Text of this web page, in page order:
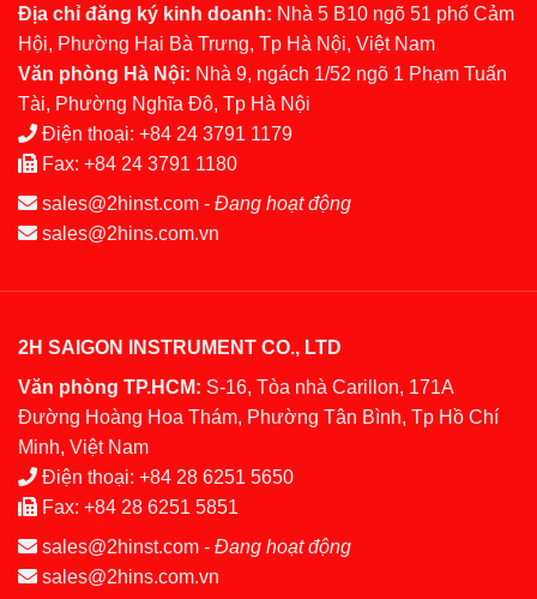
Địa chỉ đăng ký kinh doanh: Nhà 5 B10 ngõ 51 phố Cảm
Hội, Phường Hai Bà Trưng, Tp Hà Nội, Việt Nam
Văn phòng Hà Nội: Nhà 9, ngách 1/52 ngõ 1 Phạm Tuấn
Tài, Phường Nghĩa Đô, Tp Hà Nội
Điện thoại: +84 24 3791 1179
Fax: +84 24 3791 1180
sales@2hinst.com - Đang hoạt động
sales@2hins.com.vn
2H SAIGON INSTRUMENT CO., LTD
Văn phòng TP.HCM: S-16, Tòa nhà Carillon, 171A
Đường Hoàng Hoa Thám, Phường Tân Bình, Tp Hồ Chí
Minh, Việt Nam
Điện thoại: +84 28 6251 5650
Fax: +84 28 6251 5851
sales@2hinst.com - Đang hoạt động
sales@2hins.com.vn